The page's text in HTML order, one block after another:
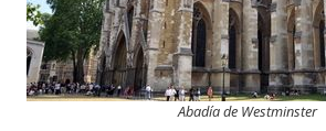
Abadía de Westminster